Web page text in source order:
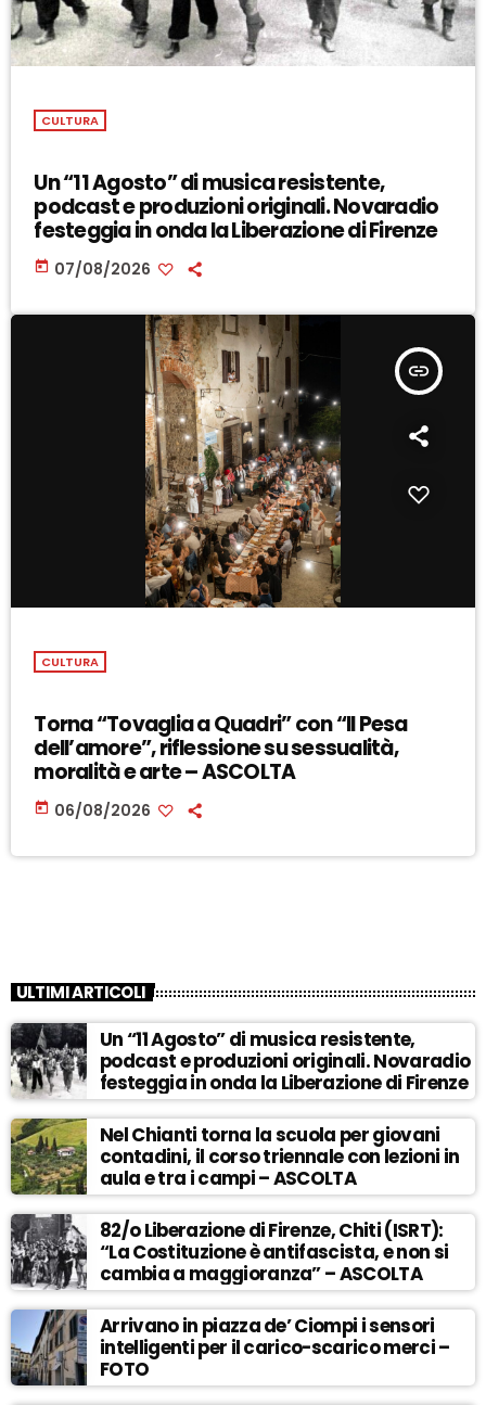
CULTURA
Un “11 Agosto” di musica resistente,
podcast e produzioni originali. Novaradio
festeggia in onda la Liberazione di Firenze
today 07/08/2026
insert_link
CULTURA
Torna “Tovaglia a Quadri” con “Il Pesa
dell’amore”, riflessione su sessualità,
moralità e arte – ASCOLTA
today 06/08/2026
ULTIMI ARTICOLI
Un “11 Agosto” di musica resistente,
podcast e produzioni originali. Novaradio
festeggia in onda la Liberazione di Firenze
Nel Chianti torna la scuola per giovani
contadini, il corso triennale con lezioni in
aula e tra i campi – ASCOLTA
82/o Liberazione di Firenze, Chiti (ISRT):
“La Costituzione è antifascista, e non si
cambia a maggioranza” – ASCOLTA
Arrivano in piazza de’ Ciompi i sensori
intelligenti per il carico-scarico merci –
FOTO